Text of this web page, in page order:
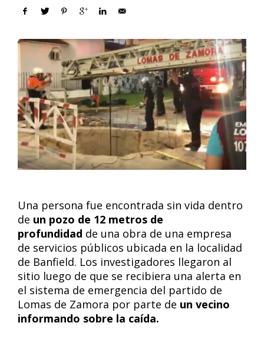
Una persona fue encontrada sin vida dentro
de un pozo de 12 metros de
profundidad de una obra de una empresa
de servicios públicos ubicada en la localidad
de Banfield. Los investigadores llegaron al
sitio luego de que se recibiera una alerta en
el sistema de emergencia del partido de
Lomas de Zamora por parte de un vecino
informando sobre la caída.